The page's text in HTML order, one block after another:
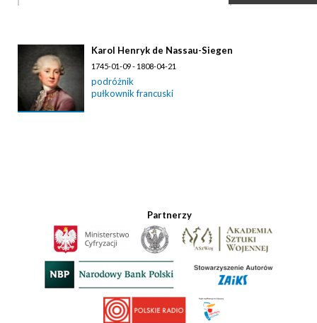
Karol Henryk de Nassau-Siegen
1745-01-09 - 1808-04-21
podróżnik
pułkownik francuski
Partnerzy